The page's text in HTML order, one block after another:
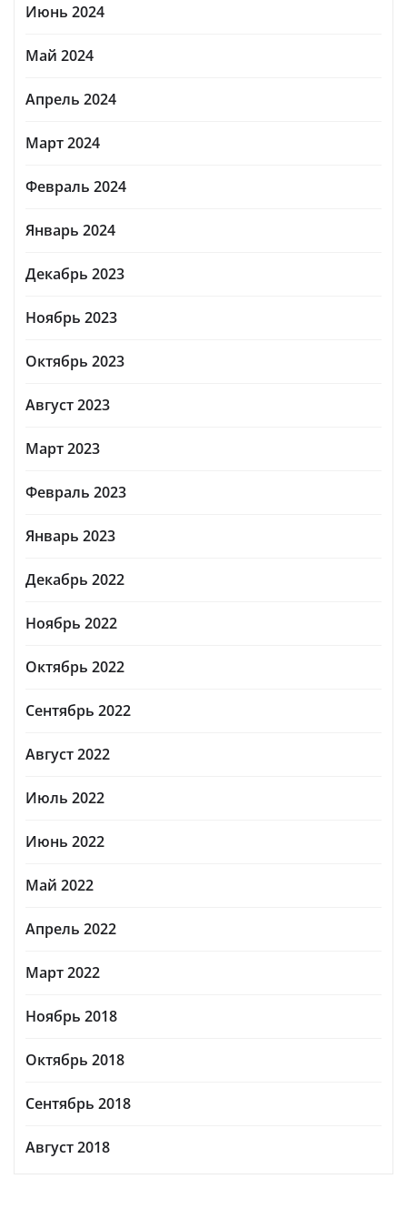
Июнь 2024
Май 2024
Апрель 2024
Март 2024
Февраль 2024
Январь 2024
Декабрь 2023
Ноябрь 2023
Октябрь 2023
Август 2023
Март 2023
Февраль 2023
Январь 2023
Декабрь 2022
Ноябрь 2022
Октябрь 2022
Сентябрь 2022
Август 2022
Июль 2022
Июнь 2022
Май 2022
Апрель 2022
Март 2022
Ноябрь 2018
Октябрь 2018
Сентябрь 2018
Август 2018